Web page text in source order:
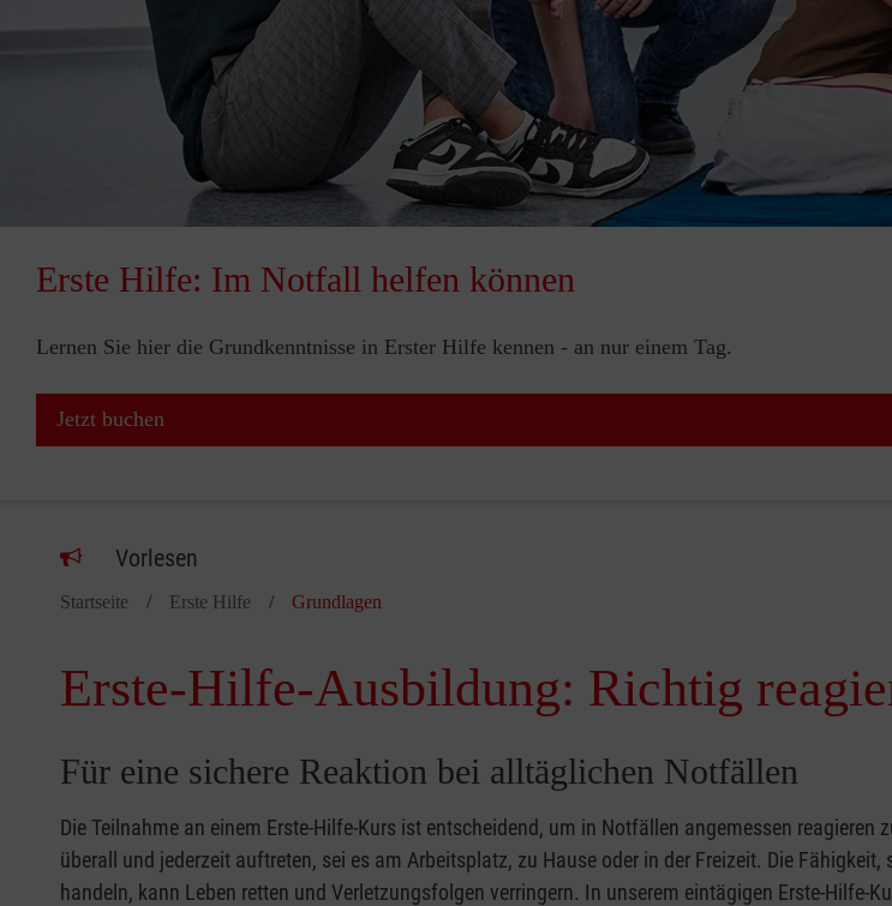
Erste Hilfe: Im Notfall helfen können
Lernen Sie hier die Grundkenntnisse in Erster Hilfe kennen - an nur einem Tag.
Jetzt buchen
Vorlesen
Startseite Erste Hilfe Grundlagen
Erste-Hilfe-Ausbildung: Richtig
Für eine sichere Reaktion bei alltäglichen Notfällen
Die Teilnahme an einem Erste-Hilfe-Kurs ist entscheidend, um in Notfällen angemessen reagieren
überall und jederzeit auftreten, sei es am Arbeitsplatz, zu Hause oder in der Freizeit. Die Fähigkeit,
handeln, kann Leben retten und Verletzungsfolgen verringern. In unserem eintägigen Erste-Hilfe-